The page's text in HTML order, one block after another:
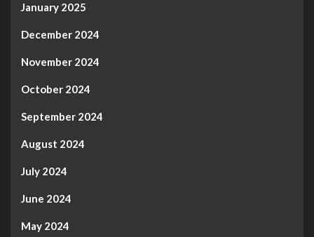
January 2025
December 2024
November 2024
October 2024
September 2024
August 2024
July 2024
June 2024
May 2024